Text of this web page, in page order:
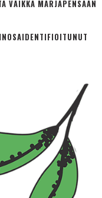
VAIKKA MARJAPENSAAN